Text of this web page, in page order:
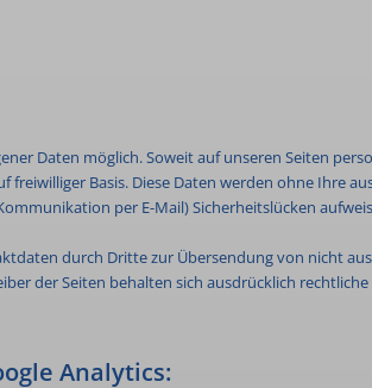
Daten möglich. Soweit auf unseren Seiten
Basis. Diese Daten werden ohne Ihre
per E-Mail) Sicherheitslücken
durch Dritte zur Übersendung von nicht
der Seiten behalten sich ausdrücklich
Analytics: